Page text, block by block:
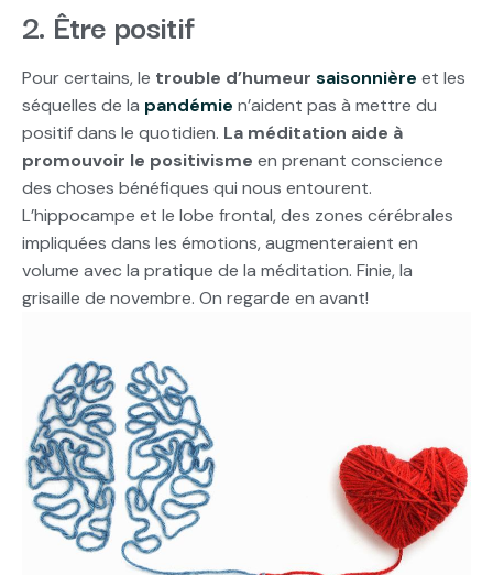
2. Être positif
Pour certains, le trouble d’humeur saisonnière et les
séquelles de la pandémie n’aident pas à mettre du
positif dans le quotidien. La méditation aide à
promouvoir le positivisme en prenant conscience
des choses bénéfiques qui nous entourent.
L’hippocampe et le lobe frontal, des zones cérébrales
impliquées dans les émotions, augmenteraient en
volume avec la pratique de la méditation. Finie, la
grisaille de novembre. On regarde en avant!